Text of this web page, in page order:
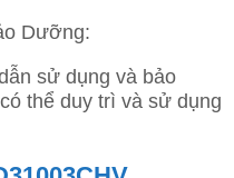
Dưỡng:
sử dụng và bảo
thể duy trì và sử dụng